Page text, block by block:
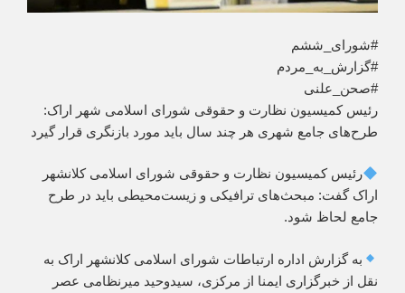
#شورای_ششم
#گزارش_به_مردم
#صحن_علنی
رئیس کمیسیون نظارت و حقوقی شورای اسلامی شهر اراک:
طرح‌های جامع شهری هر چند سال باید مورد بازنگری قرار گیرد
رئیس کمیسیون نظارت و حقوقی شورای اسلامی کلانشهر
اراک گفت: مبحث‌های ترافیکی و زیست‌محیطی باید در طرح
جامع لحاظ شود.
به گزارش اداره ارتباطات شورای اسلامی کلانشهر اراک به
نقل از خبرگزاری ایمنا از مرکزی، سیدوحید میرنظامی عصر